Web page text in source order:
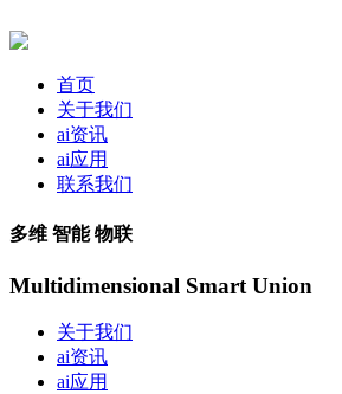
首页
关于我们
ai资讯
ai应用
联系我们
多维 智能 物联
Multidimensional Smart Union
关于我们
ai资讯
ai应用